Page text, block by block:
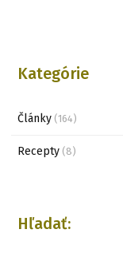
Kategórie
Články (164)
Recepty (8)
Hľadať: